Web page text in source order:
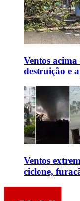
Ventos
destruição e
Ventos
ciclone,